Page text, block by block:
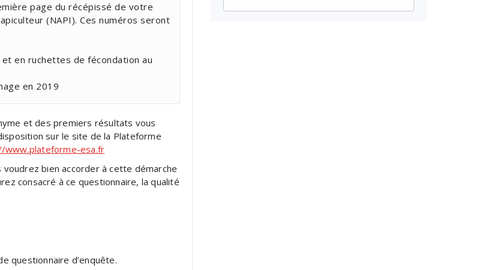
page du récépissé de votre
(NAPI). Ces numéros seront
en ruchettes de fécondation au
en 2019
et des premiers résultats vous
sur le site de la Plateforme
www.plateforme-esa.fr
bien accorder à cette démarche
consacré à ce questionnaire, la qualité
questionnaire d’enquête.